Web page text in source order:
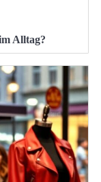
Alltag?